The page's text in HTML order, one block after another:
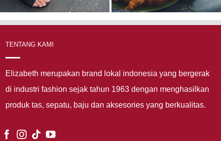
TENTANG KAMI
Elizabeth merupakan brand lokal indonesia yang bergerak
di industri fashion sejak tahun 1963 dengan menghasilkan
produk tas, sepatu, baju dan aksesories yang berkualitas.